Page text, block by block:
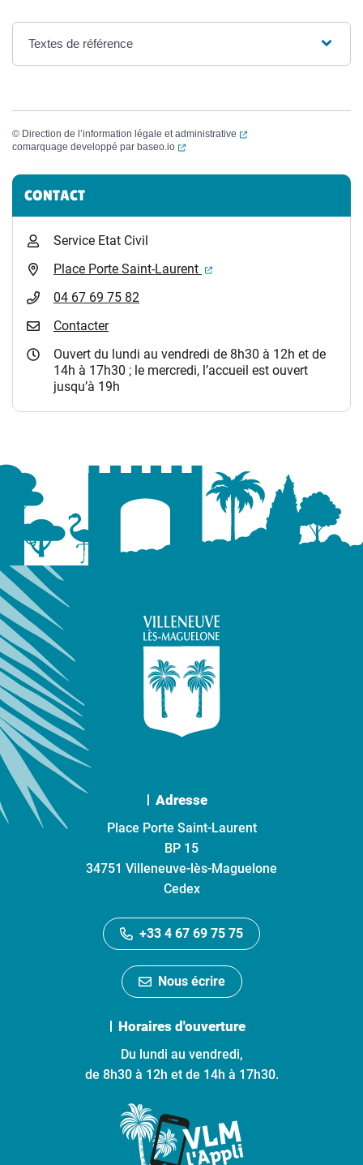
Textes de référence
© Direction de l’information légale et administrative
(ouverture dans un
comarquage developpé par baseo.io (ouverture dans un nouvel onglet)
Informations complémentaires
CONTACT
Service Etat Civil
Place Porte Saint-Laurent
(ouverture dans un
04 67 69 75 82
Contacter
Ouvert du lundi au vendredi de 8h30 à 12h et de
14h à 17h30 ; le mercredi, l’accueil est ouvert
jusqu’à 19h
Adresse
Place Porte Saint-Laurent
BP 15
34751 Villeneuve-lès-Maguelone
Cedex
+33 4 67 69 75 75
Nous écrire
Horaires d'ouverture
Du lundi au vendredi,
de 8h30 à 12h et de 14h à 17h30.